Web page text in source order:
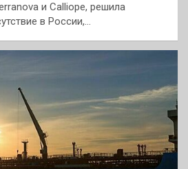
и Calliope, решила
в России,…